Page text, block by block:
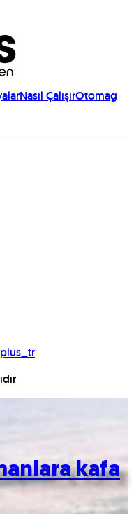
Nasıl ÇalışırOtomag
kafa